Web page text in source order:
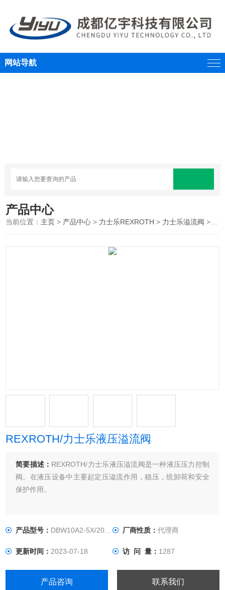
网站导航
产品中心
当前位置： 主页 > 产品中心 > 力士乐REXROTH > 力士乐溢流阀 >REXROTH/力士乐液压溢流阀
REXROTH/力士乐液压溢流阀
简要描述： REXROTH/力士乐液压溢流阀是一种液压压力控制
阀。在液压设备中主要起定压溢流作用，稳压，统卸荷和安全
保护作用。
产品型号： DBW10A2-5X/200-6EG24N9K4 厂商性质： 代理商
更新时间：2023-07-18 访 问 量： 1287
产品咨询 联系我们